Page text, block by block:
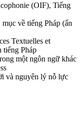
(OIF), Tiếng
về tiếng Pháp (ấn
Textuelles et
tiếng Pháp
một ngôn ngữ khác
và nguyên lý nỗ lực